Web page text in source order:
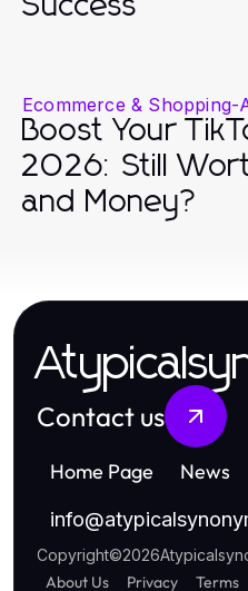
Success
Ecommerce & Shopping-
Boost Your
2026: Still
and Money?
Contact us
Home Page News
info@
Copyright©2026
About Us Privacy Terms